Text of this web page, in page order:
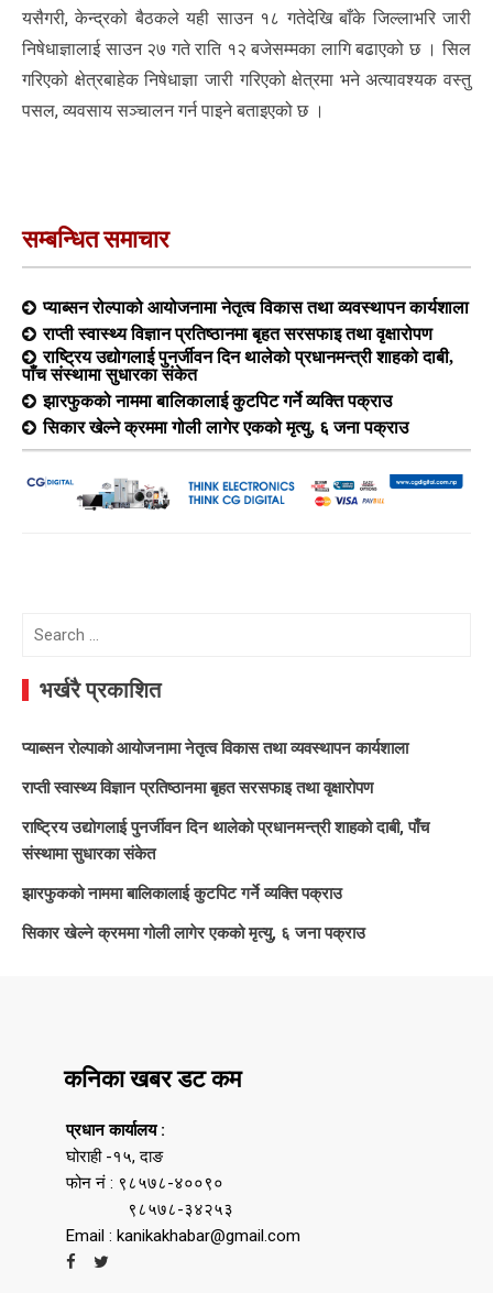
यसैगरी, केन्द्रको बैठकले यही साउन १८ गतेदेखि बाँके जिल्लाभरि जारी
निषेधाज्ञालाई साउन २७ गते राति १२ बजेसम्मका लागि बढाएको छ । सिल
गरिएको क्षेत्रबाहेक निषेधाज्ञा जारी गरिएको क्षेत्रमा भने अत्यावश्यक वस्तु
पसल, व्यवसाय सञ्चालन गर्न पाइने बताइएको छ ।
सम्बन्धित समाचार
प्याब्सन रोल्पाको आयोजनामा नेतृत्व विकास तथा व्यवस्थापन कार्यशाला
राप्ती स्वास्थ्य विज्ञान प्रतिष्ठानमा बृहत सरसफाइ तथा वृक्षारोपण
राष्ट्रिय उद्योगलाई पुनर्जीवन दिन थालेको प्रधानमन्त्री शाहको दाबी,
पाँच संस्थामा सुधारका संकेत
झारफुकको नाममा बालिकालाई कुटपिट गर्ने व्यक्ति पक्राउ
सिकार खेल्ने क्रममा गोली लागेर एकको मृत्यु, ६ जना पक्राउ
Search
भर्खरै प्रकाशित
प्याब्सन रोल्पाको आयोजनामा नेतृत्व विकास तथा व्यवस्थापन कार्यशाला
राप्ती स्वास्थ्य विज्ञान प्रतिष्ठानमा बृहत सरसफाइ तथा वृक्षारोपण
राष्ट्रिय उद्योगलाई पुनर्जीवन दिन थालेको प्रधानमन्त्री शाहको दाबी, पाँच
संस्थामा सुधारका संकेत
झारफुकको नाममा बालिकालाई कुटपिट गर्ने व्यक्ति पक्राउ
सिकार खेल्ने क्रममा गोली लागेर एकको मृत्यु, ६ जना पक्राउ
कनिका खबर डट कम
प्रधान कार्यालय :
घोराही -१५, दाङ
फोन नं : ९८५७८-४००९०
९८५७८-३४२५३
Email : kanikakhabar@gmail.com